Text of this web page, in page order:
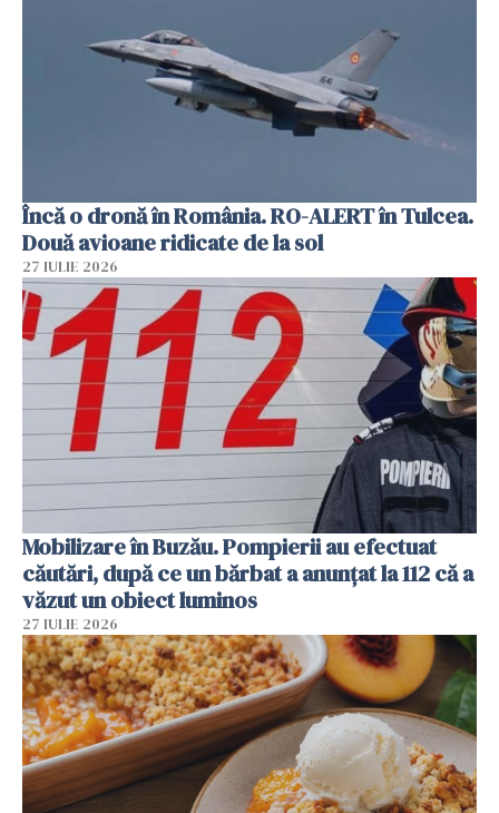
Încă o dronă în România. RO-ALERT în Tulcea.
Două avioane ridicate de la sol
27 IULIE 2026
Mobilizare în Buzău. Pompierii au efectuat
căutări, după ce un bărbat a anunțat la 112 că a
văzut un obiect luminos
27 IULIE 2026